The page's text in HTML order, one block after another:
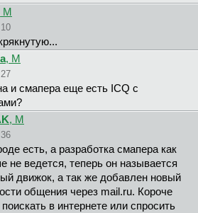
М
, М
и смапера еще есть ICQ с
, М
есть, а разработка смапера как
не ведется, теперь он называется
движок, а так же добавлен новый
общения через mail.ru. Короче
в интернете или спросить